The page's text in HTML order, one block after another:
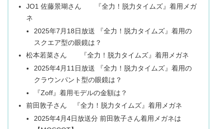
JO1 佐藤景瑚さん 『全力！脱力タイムズ』着用メガ
ネ
2025年7月18日放送 『全力！脱力タイムズ』着用の
スクエア型の眼鏡は？
松本若菜さん 『全力！脱力タイムズ』着用メガネ
2025年4月11日放送 『全力！脱力タイムズ』着用の
クラウンパント型の眼鏡は？
『Zoff』着用モデルの金額は？
前田敦子さん 『全力！脱力タイムズ』着用メガネ
2025年4月4日放送分 前田敦子さん着用メガネは